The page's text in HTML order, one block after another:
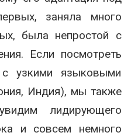
заняла много
была непростой с
Если посмотреть
узкими языковыми
Индия), мы также
лидирующего
и совсем немного